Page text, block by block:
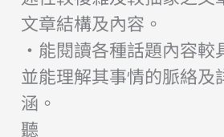
文章結構及內容。
・能閱讀各種話題內容較
並能理解其事情的脈絡及
涵。
聽